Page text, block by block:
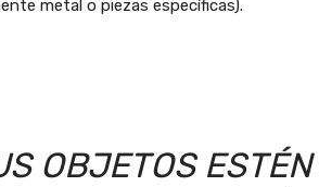
metal o piezas específicas).
OBJETOS